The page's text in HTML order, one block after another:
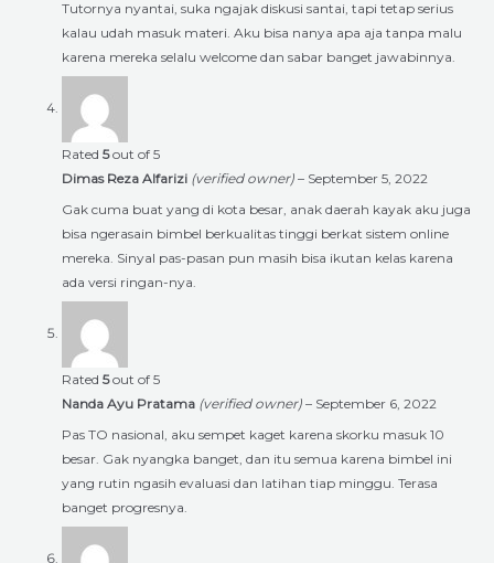
Tutornya nyantai, suka ngajak diskusi santai, tapi tetap serius
kalau udah masuk materi. Aku bisa nanya apa aja tanpa malu
karena mereka selalu welcome dan sabar banget jawabinnya.
Rated 5out of 5
Dimas Reza Alfarizi (verified owner) – September 5, 2022
Gak cuma buat yang di kota besar, anak daerah kayak aku juga
bisa ngerasain bimbel berkualitas tinggi berkat sistem online
mereka. Sinyal pas-pasan pun masih bisa ikutan kelas karena
ada versi ringan-nya.
Rated 5out of 5
Nanda Ayu Pratama (verified owner) – September 6, 2022
Pas TO nasional, aku sempet kaget karena skorku masuk 10
besar. Gak nyangka banget, dan itu semua karena bimbel ini
yang rutin ngasih evaluasi dan latihan tiap minggu. Terasa
banget progresnya.